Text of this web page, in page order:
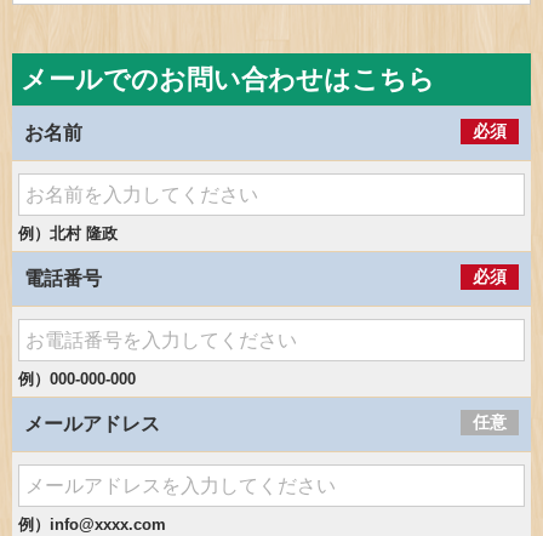
メールでのお問い合わせはこちら
お名前 必須
例）北村 隆政
電話番号 必須
例）000-000-000
メールアドレス 任意
例）info@xxxx.com